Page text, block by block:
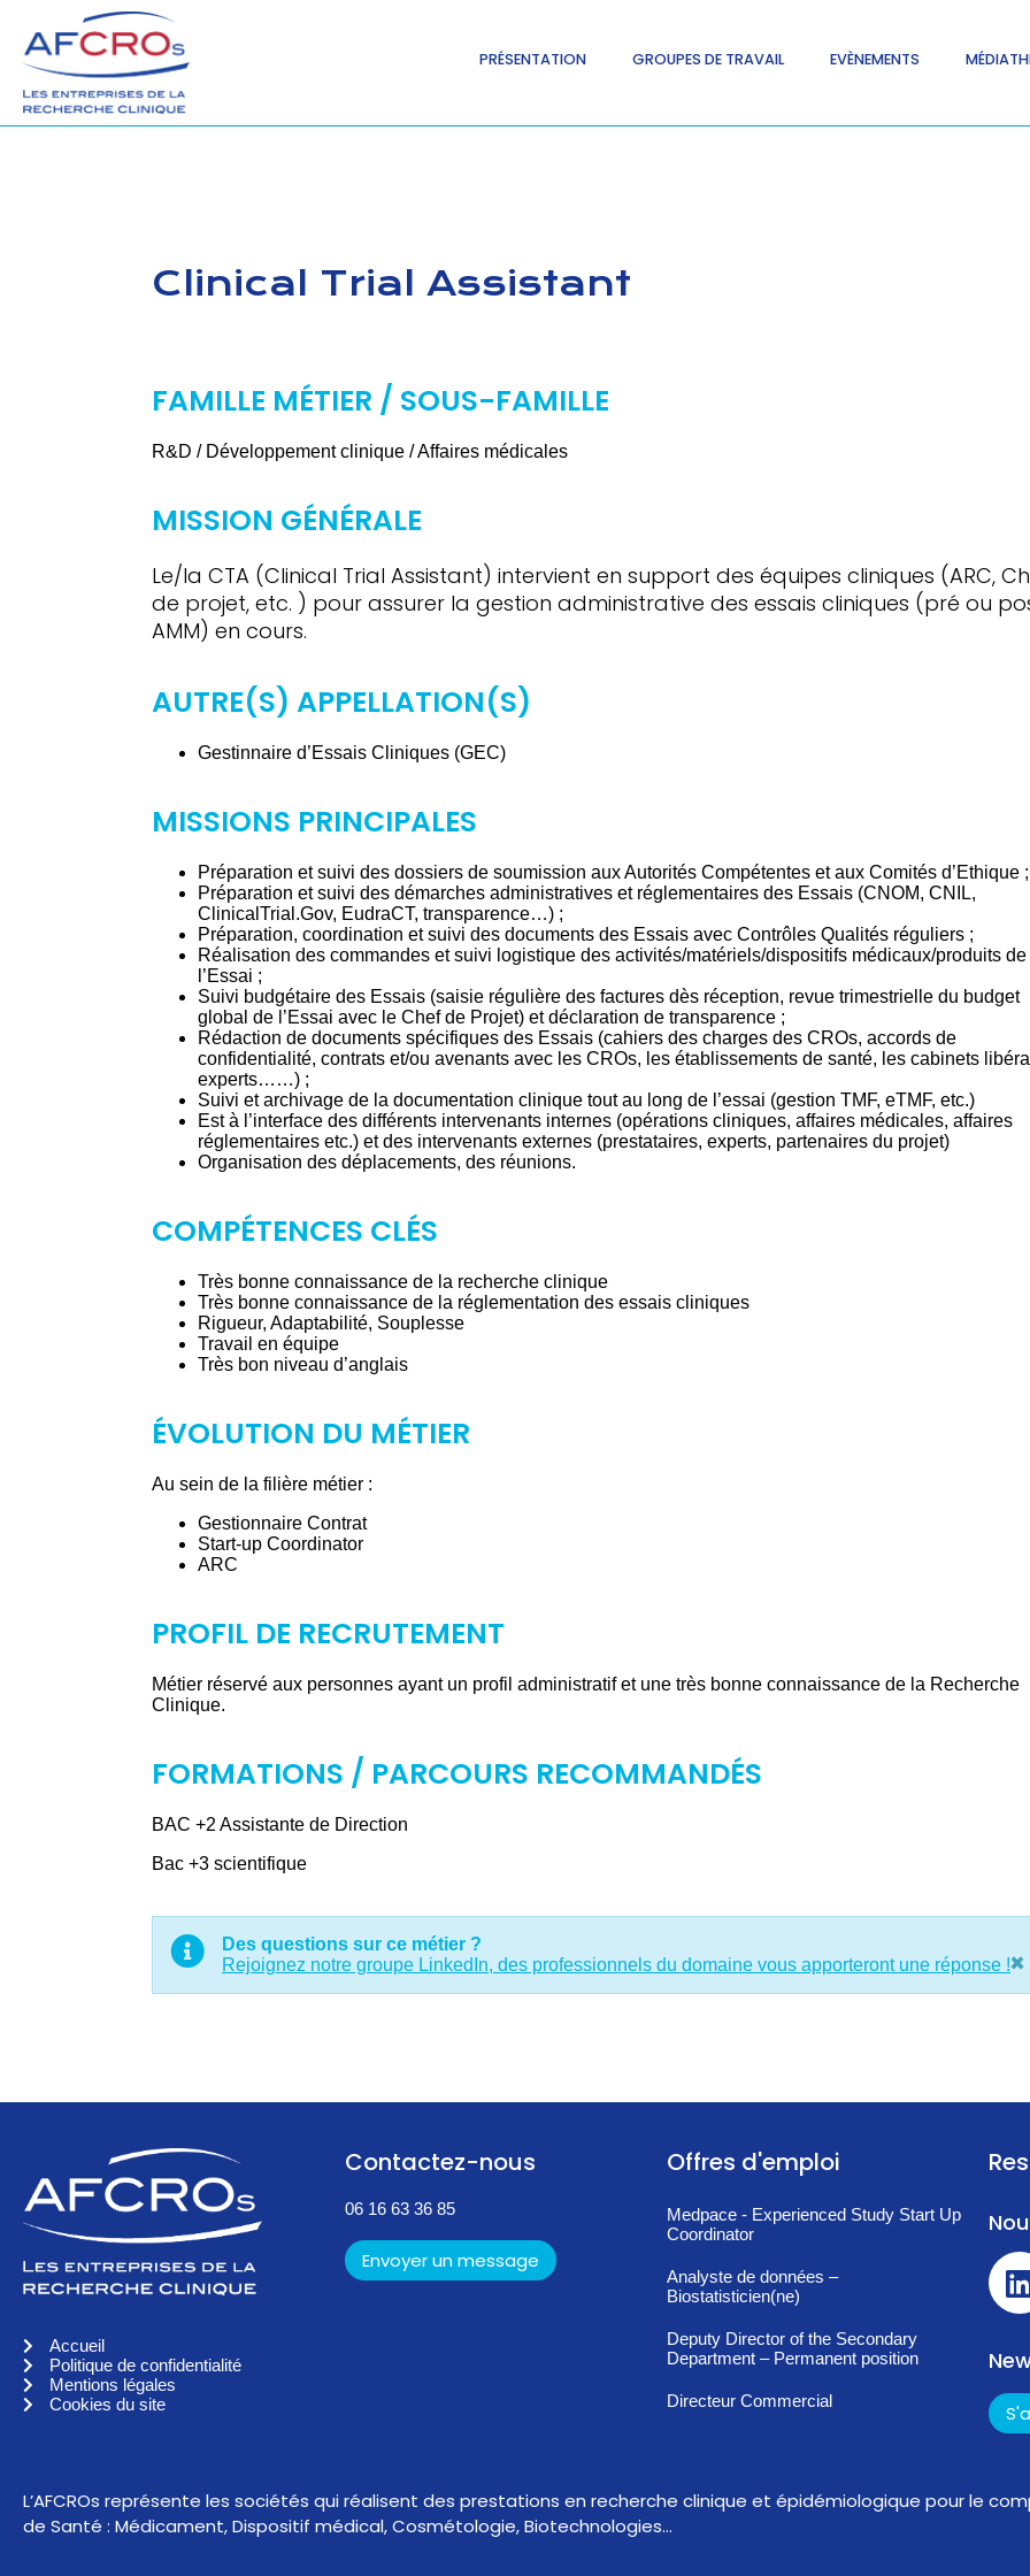
PRÉSENTATION GROUPES DE TRAVAIL EVÈNEMENTS
Clinical Trial Assistant
FAMILLE MÉTIER / SOUS-FAMILLE
R&D / Développement clinique / Affaires médicales
MISSION GÉNÉRALE
Le/la CTA (Clinical Trial Assistant) intervient en support des équipes cliniques (ARC,
de projet, etc. ) pour assurer la gestion administrative des essais cliniques (pré ou
AMM) en cours.
AUTRE(S) APPELLATION(S)
Gestinnaire d’Essais Cliniques (GEC)
MISSIONS PRINCIPALES
Préparation et suivi des dossiers de soumission aux Autorités Compétentes et aux Comités d’Ethique ;
Préparation et suivi des démarches administratives et réglementaires des Essais (CNOM, CNIL,
ClinicalTrial.Gov, EudraCT, transparence…) ;
Préparation, coordination et suivi des documents des Essais avec Contrôles Qualités réguliers ;
Réalisation des commandes et suivi logistique des activités/matériels/dispositifs médicaux/produits de
l’Essai ;
Suivi budgétaire des Essais (saisie régulière des factures dès réception, revue trimestrielle du budget
global de l’Essai avec le Chef de Projet) et déclaration de transparence ;
Rédaction de documents spécifiques des Essais (cahiers des charges des CROs, accords de
confidentialité, contrats et/ou avenants avec les CROs, les établissements de santé, les cabinets
experts……) ;
Suivi et archivage de la documentation clinique tout au long de l’essai (gestion TMF, eTMF, etc.)
Est à l’interface des différents intervenants internes (opérations cliniques, affaires médicales, affaires
réglementaires etc.) et des intervenants externes (prestataires, experts, partenaires du projet)
Organisation des déplacements, des réunions.
COMPÉTENCES CLÉS
Très bonne connaissance de la recherche clinique
Très bonne connaissance de la réglementation des essais cliniques
Rigueur, Adaptabilité, Souplesse
Travail en équipe
Très bon niveau d’anglais
ÉVOLUTION DU MÉTIER
Au sein de la filière métier :
Gestionnaire Contrat
Start-up Coordinator
ARC
PROFIL DE RECRUTEMENT
Métier réservé aux personnes ayant un profil administratif et une très bonne connaissance de la Recherche
Clinique.
FORMATIONS / PARCOURS RECOMMANDÉS
BAC +2 Assistante de Direction
Bac +3 scientifique
Des questions sur ce métier ?
Rejoignez notre groupe LinkedIn, des professionnels du domaine vous apporteront une réponse !×
Accueil
Politique de confidentialité
Mentions légales
Cookies du site
Contactez-nous
06 16 63 36 85
Envoyer un message
Offres d'emploi
Medpace - Experienced Study Start Up
Coordinator
Analyste de données –
Biostatisticien(ne)
Deputy Director of the Secondary
Department – Permanent position
Directeur Commercial
L’AFCROs représente les sociétés qui réalisent des prestations en recherche clinique et épidémiologique pour le
de Santé : Médicament, Dispositif médical, Cosmétologie, Biotechnologies…